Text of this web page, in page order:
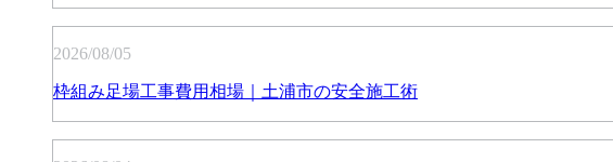
2026/08/05
枠組み足場工事費用相場｜土浦市の安全施工術